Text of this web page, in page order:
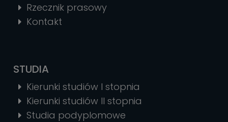
Rzecznik prasowy
Kontakt
STUDIA
Kierunki studiów I stopnia
Kierunki studiów II stopnia
Studia podyplomowe